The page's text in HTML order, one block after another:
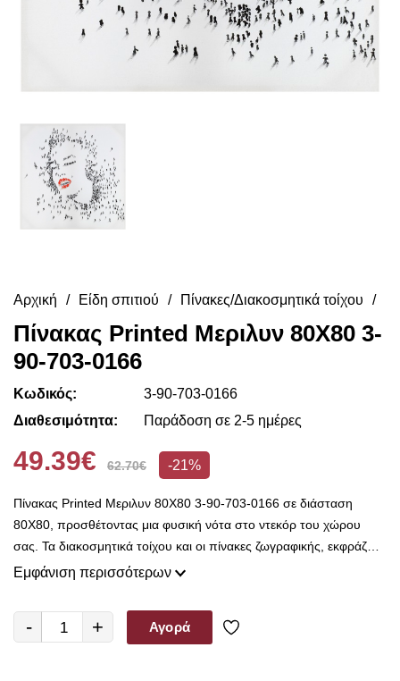
Αρχική Είδη σπιτιού Πίνακες/Διακοσμητικά τοίχου
Πίνακας Printed Μεριλυν 80X80 3-
90-703-0166
Κωδικός:
3-90-703-0166
Διαθεσιμότητα:
Παράδοση σε 2-5 ημέρες
49.39€ 62.70€ -21%
Πίνακας Printed Μεριλυν 80X80 3-90-703-0166 σε διάσταση
80X80, προσθέτοντας μια φυσική νότα στο ντεκόρ του χώρου
σας. Τα διακοσμητικά τοίχου και οι πίνακες ζωγραφικής, εκφράζουν
καλλιτεχνικές ανησυχίες για μικρούς και μεγάλους, φροντίζοντας με
τοποθετούνται. Επίσης, αποτελούν μια εύκολη λύση, για να
γεμίσετε τους τοίχους σας δίνοντας μια άλλη νότα στο χώρο.
Εμφάνιση περισσότερων
- + Αγορά